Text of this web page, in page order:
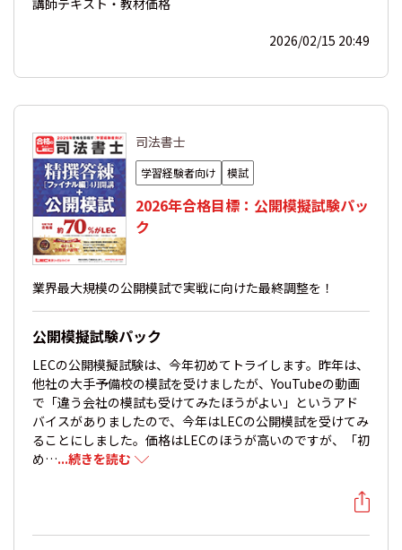
2026/02/15 20:49
司法書士
学習経験者向け 模試
2026年合格目標：公開模擬試験パッ
ク
業界最大規模の公開模試で実戦に向けた最終調整を！
公開模擬試験パック
LECの公開模擬試験は、今年初めてトライします。昨年は、
他社の大手予備校の模試を受けましたが、YouTubeの動画
で「違う会社の模試も受けてみたほうがよい」というアド
バイスがありましたので、今年はLECの公開模試を受けてみ
ることにしました。価格はLECのほうが高いのですが、「初
め…...続きを読む